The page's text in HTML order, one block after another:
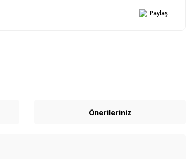
Paylaş
Önerileriniz